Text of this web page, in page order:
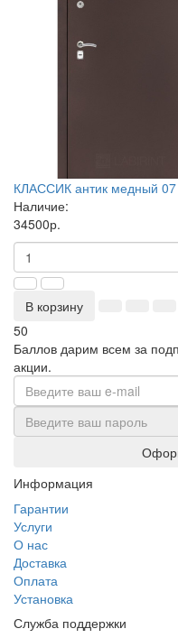
КЛАССИК антик медный 07
Наличие:
34500р.
В корзину
50
Баллов дарим всем за
акции.
Информация
Гарантии
Услуги
О нас
Доставка
Оплата
Установка
Служба поддержки